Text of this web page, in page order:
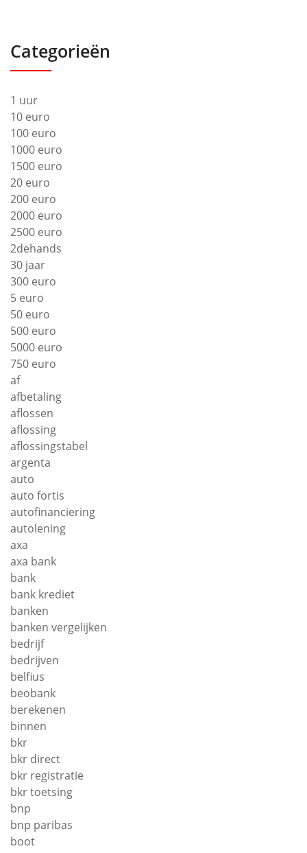
Categorieën
1 uur
10 euro
100 euro
1000 euro
1500 euro
20 euro
200 euro
2000 euro
2500 euro
2dehands
30 jaar
300 euro
5 euro
50 euro
500 euro
5000 euro
750 euro
af
afbetaling
aflossen
aflossing
aflossingstabel
argenta
auto
auto fortis
autofinanciering
autolening
axa
axa bank
bank
bank krediet
banken
banken vergelijken
bedrijf
bedrijven
belfius
beobank
berekenen
binnen
bkr
bkr direct
bkr registratie
bkr toetsing
bnp
bnp paribas
boot